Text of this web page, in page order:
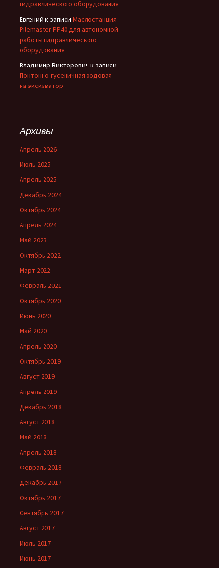
гидравлического оборудования
Евгений к записи Маслостанция
Pilemaster PP40 для автономной
работы гидравлического
оборудования
Владимир Викторович к записи
Понтонно-гусеничная ходовая
на экскаватор
Архивы
Апрель 2026
Июль 2025
Апрель 2025
Декабрь 2024
Октябрь 2024
Апрель 2024
Май 2023
Октябрь 2022
Март 2022
Февраль 2021
Октябрь 2020
Июнь 2020
Май 2020
Апрель 2020
Октябрь 2019
Август 2019
Апрель 2019
Декабрь 2018
Август 2018
Май 2018
Апрель 2018
Февраль 2018
Декабрь 2017
Октябрь 2017
Сентябрь 2017
Август 2017
Июль 2017
Июнь 2017